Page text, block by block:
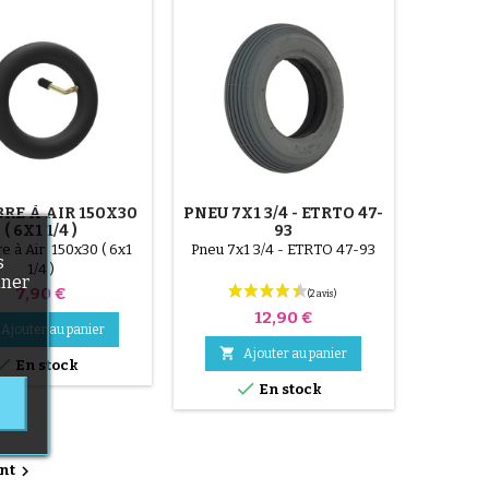
À AIR 150X30
( 6X1 1/4 )
à Air 150x30 ( 6x1
1/4 )
Prix
7,90 €
Ajouter au panier
En stock
PNEU 7X1 3/4 - ETRTO 47-
93
Pneu 7x1 3/4 - ETRTO 47-93
Prix
12,90 €
 Ajouter au panier
 En stock
